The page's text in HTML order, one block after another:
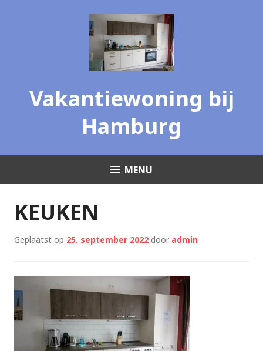
Vakantiewoning bij
Hamburg
MENU
KEUKEN
Geplaatst op 25. september 2022 door admin